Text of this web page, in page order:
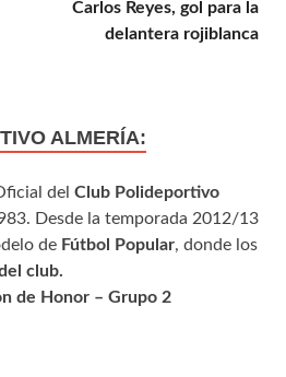
Carlos Reyes, gol para la
delantera rojiblanca
ALMERÍA:
del Club Polideportivo
Desde la temporada 2012/13
de Fútbol Popular, donde los
club.
de Honor – Grupo 2